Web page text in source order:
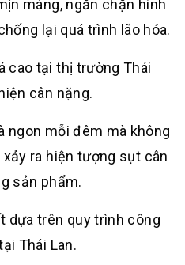
màng, ngăn chặn hình
lại quá trình lão hóa.
cao tại thị trường Thái
cân nặng.
ngon mỗi đêm mà không
ra hiện tượng sụt cân
sản phẩm.
dựa trên quy trình công
Thái Lan.